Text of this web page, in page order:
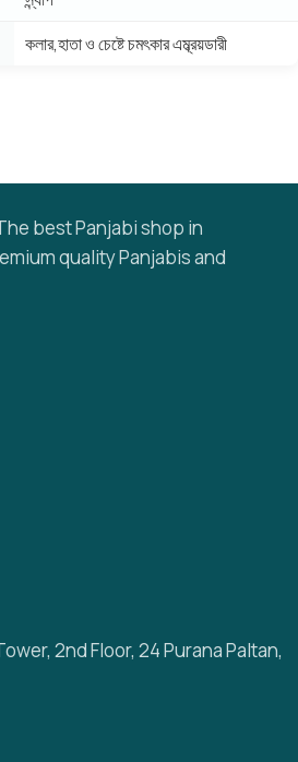
কলার,হাতা ও চেষ্টে চমৎকার এম্ব্রয়ডারী
best Panjabi shop in
quality Panjabis and
2nd Floor, 24 Purana Paltan,